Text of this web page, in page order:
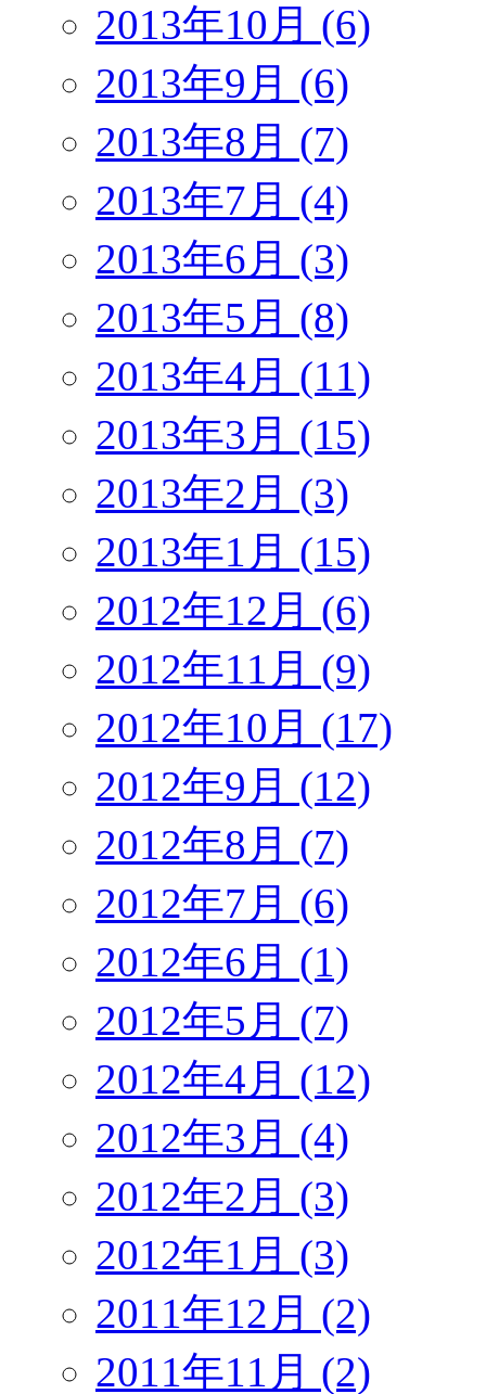
2013年10月 (6)
2013年9月 (6)
2013年8月 (7)
2013年7月 (4)
2013年6月 (3)
2013年5月 (8)
2013年4月 (11)
2013年3月 (15)
2013年2月 (3)
2013年1月 (15)
2012年12月 (6)
2012年11月 (9)
2012年10月 (17)
2012年9月 (12)
2012年8月 (7)
2012年7月 (6)
2012年6月 (1)
2012年5月 (7)
2012年4月 (12)
2012年3月 (4)
2012年2月 (3)
2012年1月 (3)
2011年12月 (2)
2011年11月 (2)